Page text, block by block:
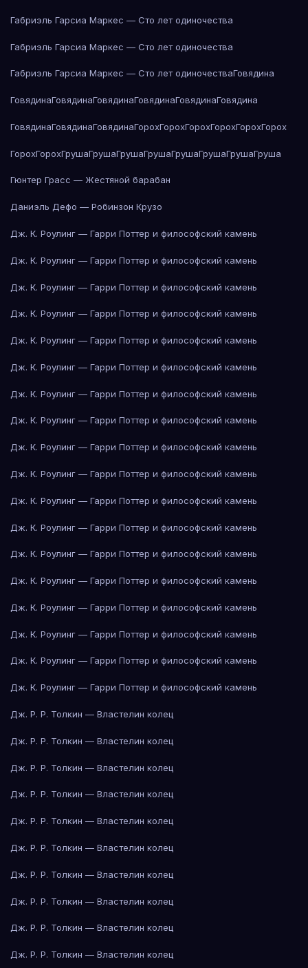
Габриэль Гарсиа Маркес — Сто лет одиночества
Габриэль Гарсиа Маркес — Сто лет одиночества
Габриэль Гарсиа Маркес — Сто лет одиночестваГовядина
ГовядинаГовядинаГовядинаГовядинаГовядинаГовядина
ГовядинаГовядинаГовядинаГорохГорохГорохГорохГорохГорох
ГорохГорохГрушаГрушаГрушаГрушаГрушаГрушаГрушаГруша
Гюнтер Грасс — Жестяной барабан
Даниэль Дефо — Робинзон Крузо
Дж. К. Роулинг — Гарри Поттер и философский камень
Дж. К. Роулинг — Гарри Поттер и философский камень
Дж. К. Роулинг — Гарри Поттер и философский камень
Дж. К. Роулинг — Гарри Поттер и философский камень
Дж. К. Роулинг — Гарри Поттер и философский камень
Дж. К. Роулинг — Гарри Поттер и философский камень
Дж. К. Роулинг — Гарри Поттер и философский камень
Дж. К. Роулинг — Гарри Поттер и философский камень
Дж. К. Роулинг — Гарри Поттер и философский камень
Дж. К. Роулинг — Гарри Поттер и философский камень
Дж. К. Роулинг — Гарри Поттер и философский камень
Дж. К. Роулинг — Гарри Поттер и философский камень
Дж. К. Роулинг — Гарри Поттер и философский камень
Дж. К. Роулинг — Гарри Поттер и философский камень
Дж. К. Роулинг — Гарри Поттер и философский камень
Дж. К. Роулинг — Гарри Поттер и философский камень
Дж. К. Роулинг — Гарри Поттер и философский камень
Дж. К. Роулинг — Гарри Поттер и философский камень
Дж. Р. Р. Толкин — Властелин колец
Дж. Р. Р. Толкин — Властелин колец
Дж. Р. Р. Толкин — Властелин колец
Дж. Р. Р. Толкин — Властелин колец
Дж. Р. Р. Толкин — Властелин колец
Дж. Р. Р. Толкин — Властелин колец
Дж. Р. Р. Толкин — Властелин колец
Дж. Р. Р. Толкин — Властелин колец
Дж. Р. Р. Толкин — Властелин колец
Дж. Р. Р. Толкин — Властелин колец